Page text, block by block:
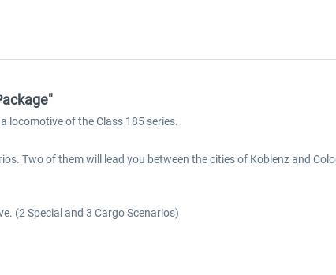
locomotive of the Class 185 series.
Two of them will lead you between the cities of Koblenz and
(2 Special and 3 Cargo Scenarios)